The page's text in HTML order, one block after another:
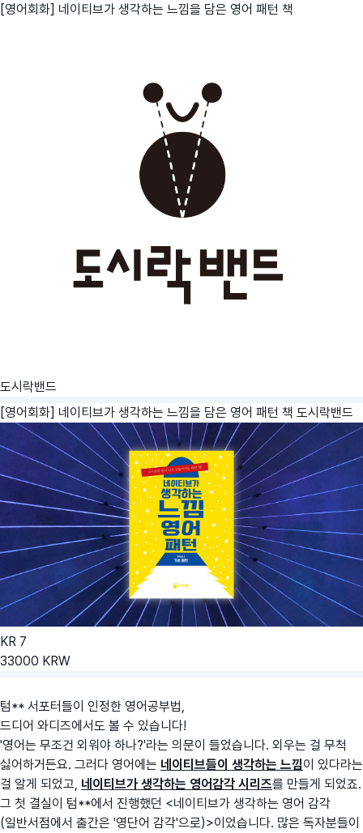
[영어회화] 네이티브가 생각하는 느낌을 담은 영어 패턴 책
도시락밴드
[영어회화] 네이티브가 생각하는 느낌을 담은 영어 패턴 책 도시락밴드
KR 7
33000 KRW
텀** 서포터들이 인정한 영어공부법,
드디어 와디즈에서도 볼 수 있습니다!
'영어는 무조건 외워야 하나?'라는 의문이 들었습니다. 외우는 걸 무척
싫어하거든요. 그러다 영어에는 네이티브들이 생각하는 느낌이 있다라는
걸 알게 되었고, 네이티브가 생각하는 영어감각 시리즈를 만들게 되었죠.
그 첫 결실이 텀**에서 진행했던 <네이티브가 생각하는 영어 감각
(일반서점에서 출간은 '영단어 감각'으로)>이었습니다. 많은 독자분들이